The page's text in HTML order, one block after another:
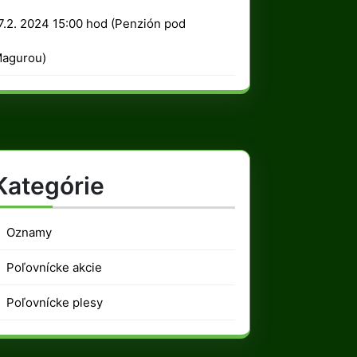
2024
2024 15:00 hod (Penzión pod
Oznamy
Poľovnícke akcie
Poľovnícke plesy